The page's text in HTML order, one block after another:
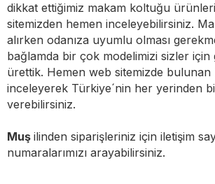
dikkat ettiğimiz makam koltuğu
sitemizden hemen inceleyebilirsiniz.
alırken odanıza uyumlu olması
bağlamda bir çok modelimizi sizler için
ürettik. Hemen web sitemizde
inceleyerek Türkiye´nin her yerinden
verebilirsiniz.
Muş ilinden siparişleriniz için iletişim
numaralarımızı arayabilirsiniz.